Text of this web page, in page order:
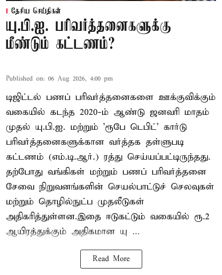
தேசிய செய்திகள்
யு.பி.ஐ. பரிவர்த்தனைகளுக்கு
மீண்டும் கட்டணம்?
Published on: 06 Aug 2026, 4:00 pm
டிஜிட்டல் பணப் பரிவர்த்தனைகளை ஊக்குவிக்கும்
வகையில் கடந்த 2020-ம் ஆண்டு ஜனவரி மாதம்
முதல் யு.பி.ஐ. மற்றும் 'ரூபே டெபிட்' கார்டு
பரிவர்த்தனைகளுக்கான வர்த்தக தள்ளுபடி
கட்டணம் (எம்.டி.ஆர்.) ரத்து செய்யப்பட்டிருந்தது.
தற்போது வங்கிகள் மற்றும் பணப் பரிவர்த்தனை
சேவை நிறுவனங்களின் செயல்பாட்டுச் செலவுகள்
மற்றும் தொழில்நுட்ப முதலீடுகள்
அதிகரித்துள்ளன.இதை ஈடுகட்டும் வகையில் ரூ.2
ஆயிரத்துக்கும் அதிகமான யு ...
Read More